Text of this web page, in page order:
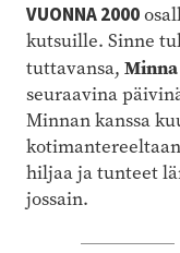
VUONNA 2000
kutsuille. Sinne
tuttavansa, Minna
seuraavina
Minnan kanssa
hiljaa ja tunteet
jossain.